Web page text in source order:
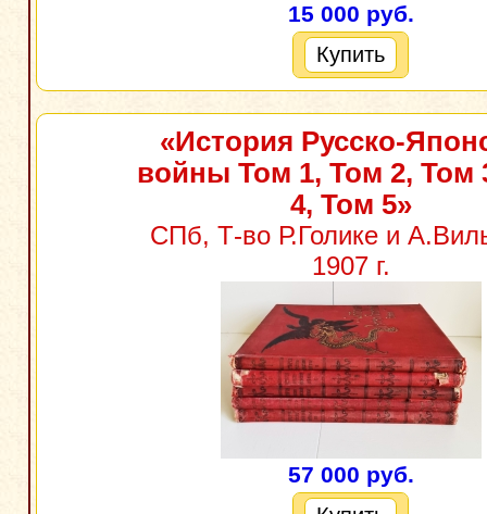
15 000 руб.
Купить
«История Русско-
войны Том 1, Том 2, Том
4, Том 5»
СПб, Т-во Р.Голике и
1907 г.
57 000 руб.